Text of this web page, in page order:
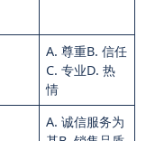
A. 尊重B. 信任
C. 专业D. 热
情
A. 诚信服务为